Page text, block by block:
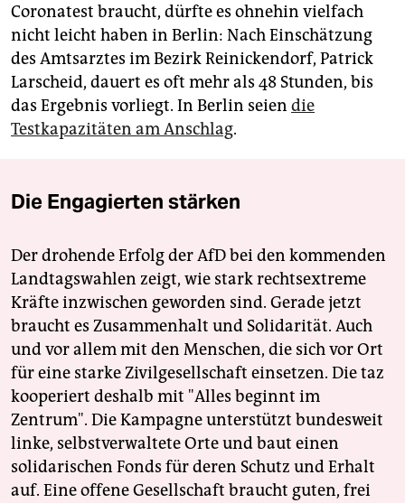
Coronatest braucht, dürfte es ohnehin vielfach
nicht leicht haben in Berlin: Nach Einschätzung
des Amtsarztes im Bezirk Reinickendorf, Patrick
Larscheid, dauert es oft mehr als 48 Stunden, bis
das Ergebnis vorliegt. In Berlin seien die
Testkapazitäten am Anschlag.
Die Engagierten stärken
Der drohende Erfolg der AfD bei den kommenden
Landtagswahlen zeigt, wie stark rechtsextreme
Kräfte inzwischen geworden sind. Gerade jetzt
braucht es Zusammenhalt und Solidarität. Auch
und vor allem mit den Menschen, die sich vor Ort
für eine starke Zivilgesellschaft einsetzen. Die taz
kooperiert deshalb mit "Alles beginnt im
Zentrum". Die Kampagne unterstützt bundesweit
linke, selbstverwaltete Orte und baut einen
solidarischen Fonds für deren Schutz und Erhalt
auf. Eine offene Gesellschaft braucht guten, frei